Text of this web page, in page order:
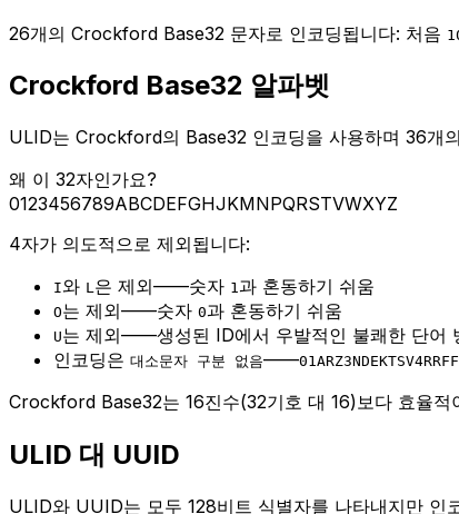
26개의 Crockford Base32 문자로 인코딩됩니다: 처음
Crockford Base32 알파벳
ULID는 Crockford의 Base32 인코딩을 사용하며 36개
왜 이 32자인가요?
0123456789ABCDEFGHJKMNPQRSTVWXYZ
4자가 의도적으로 제외됩니다:
I와 L은 제외——숫자 1과 혼동하기 쉬움
O는 제외——숫자 0과 혼동하기 쉬움
U는 제외——생성된 ID에서 우발적인 불쾌한 단어
인코딩은 대소문자 구분 없음——
Crockford Base32는 16진수(32기호 대 16)보다 효율
ULID 대 UUID
ULID와 UUID는 모두 128비트 식별자를 나타내지만 인